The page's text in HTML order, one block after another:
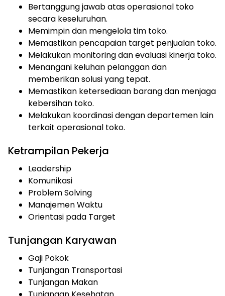
Bertanggung jawab atas operasional toko
secara keseluruhan.
Memimpin dan mengelola tim toko.
Memastikan pencapaian target penjualan toko.
Melakukan monitoring dan evaluasi kinerja toko.
Menangani keluhan pelanggan dan
memberikan solusi yang tepat.
Memastikan ketersediaan barang dan menjaga
kebersihan toko.
Melakukan koordinasi dengan departemen lain
terkait operasional toko.
Ketrampilan Pekerja
Leadership
Komunikasi
Problem Solving
Manajemen Waktu
Orientasi pada Target
Tunjangan Karyawan
Gaji Pokok
Tunjangan Transportasi
Tunjangan Makan